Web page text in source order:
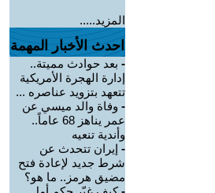
المزيد.....
احدث الأخبار المهمة
- بعد حوادث مميتة..
إدارة الهجرة الأمريكية
تتعهد بتزويد عناصره ...
- وفاة والد ميسي عن
عمر يناهز 68 عاماً..
وأندية تنعيه
- إيران تتحدث عن
شرط جديد لإعادة فتح
مضيق هرمز.. ما هو؟